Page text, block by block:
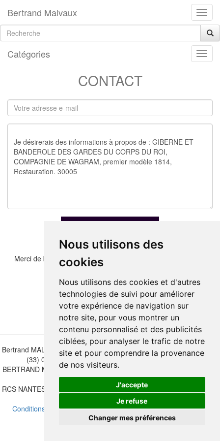
Nous utilisons des
cookies
Nous utilisons des cookies et d'autres
technologies de suivi pour améliorer
votre expérience de navigation sur
notre site, pour vous montrer un
contenu personnalisé et des publicités
ciblées, pour analyser le trafic de notre
site et pour comprendre la provenance
de nos visiteurs.
J'accepte
Je refuse
Changer mes préférences
Bertrand Malvaux
Catégories
CONTACT
Merci de bien vouloir recopier les chiffres et lettre ci-dessous :
Bertrand MALVAUX - 22 rue Crébillon, 44000 Nantes - FRANCE - Tél.
(33) 02 40 733 600 — bertrand.malvaux@wanadoo.fr
BERTRAND MALVAUX - ÉDITIONS DU CANONNIER SARL au capital
de 47.000 EUROS
RCS NANTES B 442 295 077 - N° INTRACOMMUNAUTAIRE CEE FR
30 442 295 077
Conditions de vente-Mettre à jour vos préférences de cookies